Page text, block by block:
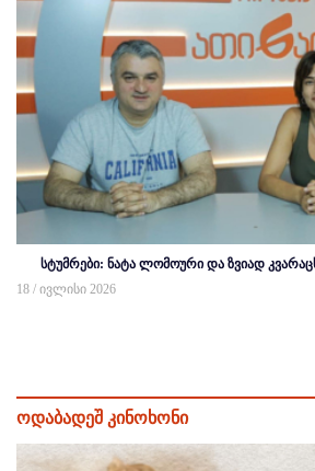
სტუმრები: ნატა ლომოური და ზვიად
18 / ივლისი 2026
ოდაბადეშ კინოხონი